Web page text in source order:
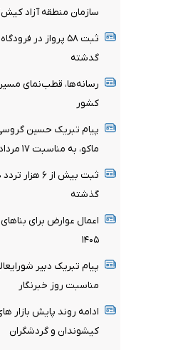
سازمان منطقه آزاد کیش)
ثبت ۵۸ پرواز در
گدشته
رسانه‌ها، قطب‌نمای
کشور
پیام تبریک حسین
ماکو، به مناسبت ۱۷ مرداد؛ روز خبرنگار
ثبت بیش از
گذشته
اعمال عوارض برای
۱۴۰۵
پیام تبریک دبیر
مناسبت روز خبرنگار
ادامه روند پایش بازار
کیشوندان و گردشگران